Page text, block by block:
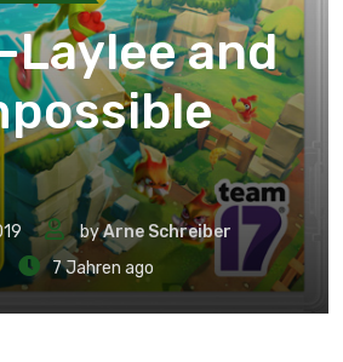
Laylee and
byArne Schreiber
7 Jahren ago